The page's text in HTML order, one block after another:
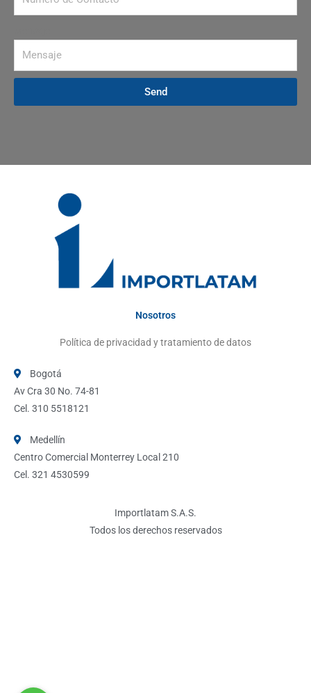
Send
Nosotros
Política de privacidad y tratamiento de datos
Bogotá
Av Cra 30 No. 74-81
Cel. 310 5518121
Medellín
Centro Comercial Monterrey Local 210
Cel. 321 4530599
Importlatam S.A.S.
Todos los derechos reservados